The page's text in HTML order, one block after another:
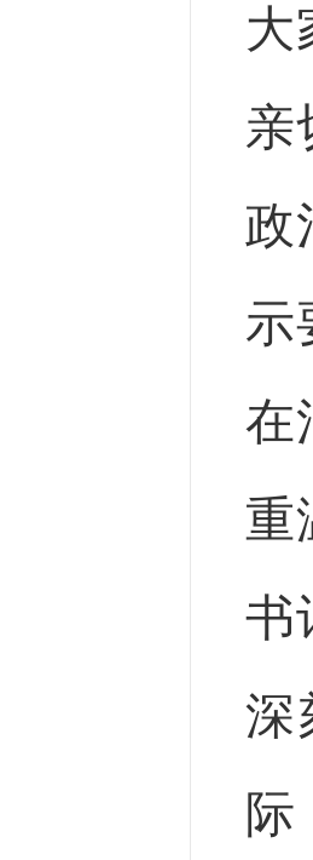
大
亲
政
示
在
重
书
深
际